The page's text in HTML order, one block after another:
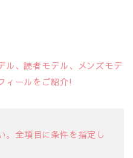
ル、読者モデル、メンズモデ
ィールをご紹介!
。全項目に条件を指定し